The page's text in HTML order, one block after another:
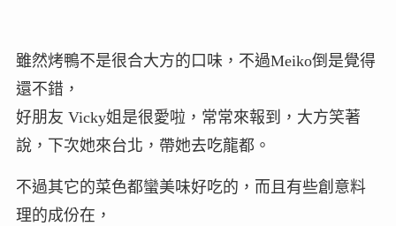
雖然烤鴨不是很合大方的口味，不過Meiko倒是覺得
還不錯，
好朋友 Vicky姐是很愛啦，常常來報到，大方笑著
說，下次她來台北，帶她去吃龍都。
不過其它的菜色都蠻美味好吃的，而且有些創意料
理的成份在，